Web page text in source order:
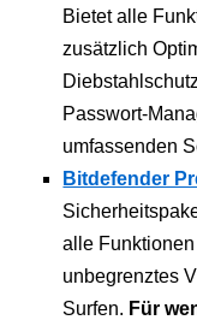
Bietet alle
zusätzlich
Passwort-
umfassenden
Bitdefender
alle
unbegrenztes
Surfen. Für